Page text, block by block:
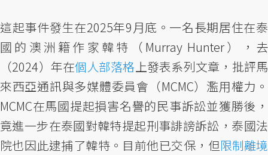
這起事件發生在2025年9月底。一名長期居住在泰
國的澳洲籍作家韓特（Murray Hunter），去
（2024）年在個人部落格 上發表系列文章，批評馬
來西亞通訊與多媒體委員會（MCMC）濫用權力。
MCMC在馬國提起損害名譽的民事訴訟並獲勝後，
竟進一步在泰國對韓特提起刑事誹謗訴訟，泰國法
院也因此逮捕了韓特。目前他已交保，但限制離境